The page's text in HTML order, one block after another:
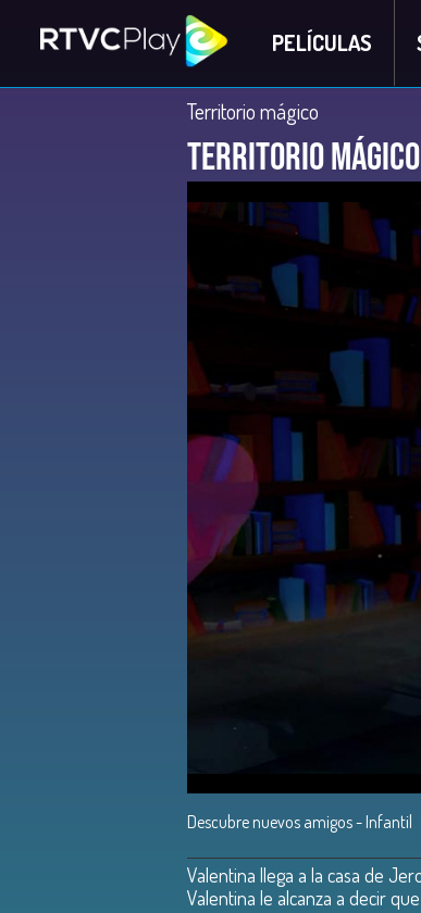
PELÍCULAS
Territorio mágico
Territorio
Descubre nuevos amigos - Infantil
Valentina llega a la casa de
Valentina le alcanza a decir